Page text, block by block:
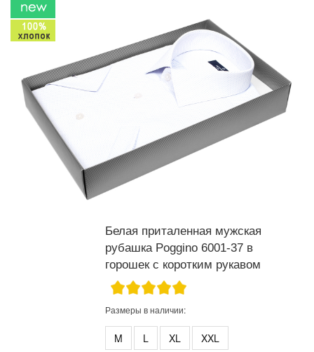
Белая приталенная мужская
рубашка Poggino 6001-37 в
горошек с коротким рукавом
Размеры в наличии:
M L XL XXL